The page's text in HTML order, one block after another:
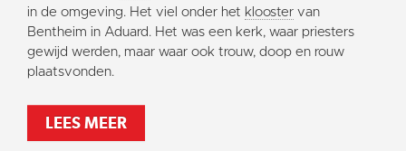
Steun ons
Contact
Vaktaal
in de omgeving. Het viel onder het klooster van
Bentheim in Aduard. Het was een kerk, waar priesters
gewijd werden, maar waar ook trouw, doop en rouw
plaatsvonden.
LEES MEER